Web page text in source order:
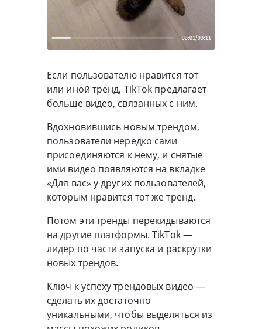
Если пользователю нравится тот
или иной тренд, TikTok предлагает
больше видео, связанных с ним.
Вдохновившись новым трендом,
пользователи нередко сами
присоединяются к нему, и снятые
ими видео появляются на вкладке
«Для вас» у других пользователей,
которым нравится тот же тренд.
Потом эти тренды перекидываются
на другие платформы. TikTok —
лидер по части запуска и раскрутки
новых трендов.
Ключ к успеху трендовых видео —
сделать их достаточно
уникальными, чтобы выделяться из